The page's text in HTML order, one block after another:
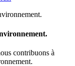
contribuons à